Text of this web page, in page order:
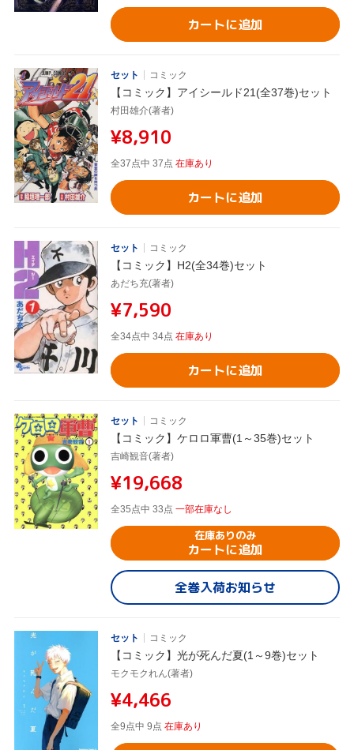
カートに追加
セット コミック
【コミック】アイシールド21(全37巻)セット
村田雄介(著者)
¥8,910
全37点中 37点 在庫あり
カートに追加
セット コミック
【コミック】H2(全34巻)セット
あだち充(著者)
¥7,590
全34点中 34点 在庫あり
カートに追加
セット コミック
【コミック】ケロロ軍曹(1～35巻)セット
吉崎観音(著者)
¥19,668
全35点中 33点 一部在庫なし
在庫ありのみ
カートに追加
全巻入荷お知らせ
セット コミック
【コミック】光が死んだ夏(1～9巻)セット
モクモクれん(著者)
¥4,466
全9点中 9点 在庫あり